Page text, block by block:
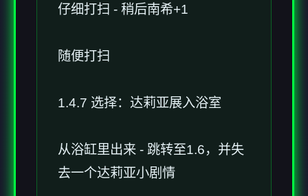
仔细打扫 - 稍后南希+1
随便打扫
1.4.7 选择：达莉亚展入浴室
从浴缸里出来 - 跳转至1.6，并失
去一个达莉亚小剧情